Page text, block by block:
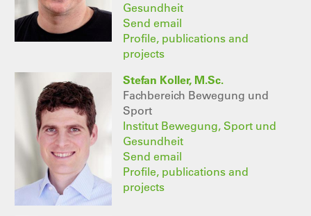
Gesundheit
Send email
Profile, publications and
projects
Stefan Koller, M.Sc.
Fachbereich Bewegung und
Sport
Institut Bewegung, Sport und
Gesundheit
Send email
Profile, publications and
projects